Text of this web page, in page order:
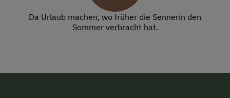
Da Urlaub machen, wo früher die Sennerin den
Sommer verbracht hat.